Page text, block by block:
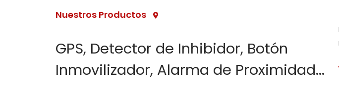
Nuestros Productos
GPS, Detector de Inhibidor, Botón
Inmovilizador, Alarma de Proximidad...